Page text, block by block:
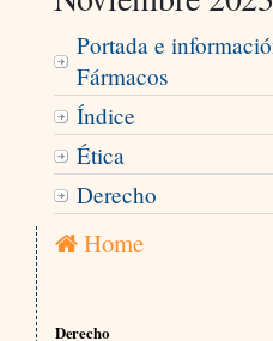
Portada e
Fármacos
Índice
Ética
Derecho
Home
Derecho